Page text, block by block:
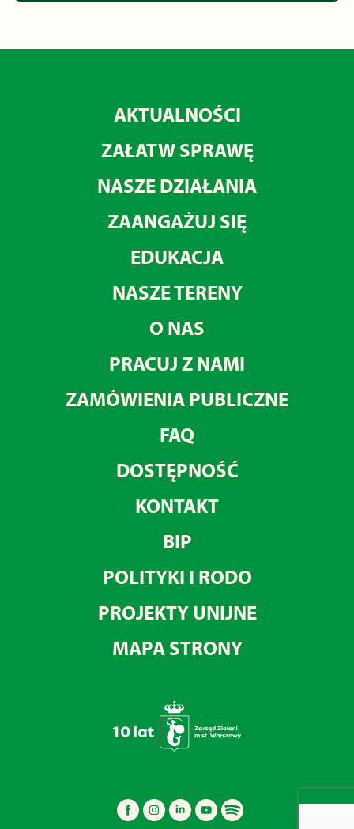
AKTUALNOŚCI
ZAŁATW SPRAWĘ
NASZE DZIAŁANIA
ZAANGAŻUJ SIĘ
EDUKACJA
NASZE TERENY
O NAS
PRACUJ Z NAMI
ZAMÓWIENIA PUBLICZNE
FAQ
DOSTĘPNOŚĆ
KONTAKT
BIP
POLITYKI I RODO
PROJEKTY UNIJNE
MAPA STRONY